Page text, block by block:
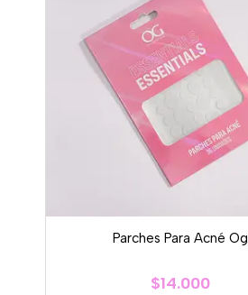
Parches Para Acné Og
$14.000